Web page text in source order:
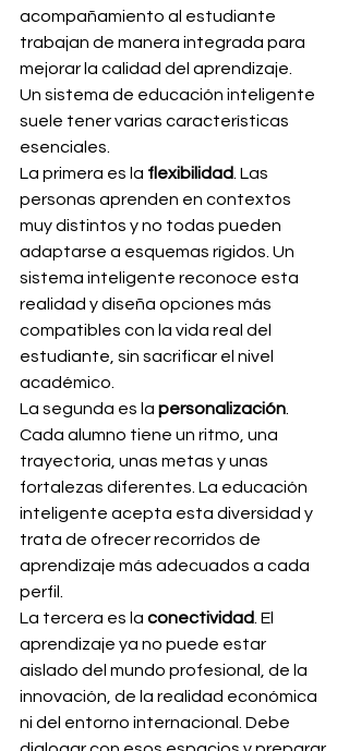
acompañamiento al estudiante
trabajan de manera integrada para
mejorar la calidad del aprendizaje.
Un sistema de educación inteligente
suele tener varias características
esenciales.
La primera es la flexibilidad . Las
personas aprenden en contextos
muy distintos y no todas pueden
adaptarse a esquemas rígidos. Un
sistema inteligente reconoce esta
realidad y diseña opciones más
compatibles con la vida real del
estudiante, sin sacrificar el nivel
académico.
La segunda es la personalización
Cada alumno tiene un ritmo, una
trayectoria, unas metas y unas
fortalezas diferentes. La educación
inteligente acepta esta diversidad y
trata de ofrecer recorridos de
aprendizaje más adecuados a cada
perfil.
La tercera es la conectividad . El
aprendizaje ya no puede estar
aislado del mundo profesional, de la
innovación, de la realidad económica
ni del entorno internacional. Debe